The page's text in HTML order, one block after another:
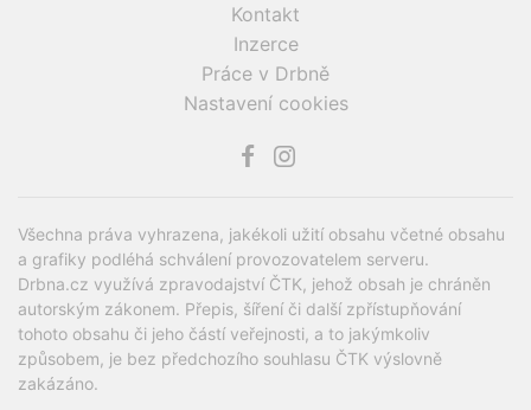
Kontakt
Inzerce
Práce v Drbně
Nastavení cookies
Všechna práva vyhrazena, jakékoli užití obsahu včetné obsahu
a grafiky podléhá schválení provozovatelem serveru.
Drbna.cz využívá zpravodajství ČTK, jehož obsah je chráněn
autorským zákonem. Přepis, šíření či další zpřístupňování
tohoto obsahu či jeho částí veřejnosti, a to jakýmkoliv
způsobem, je bez předchozího souhlasu ČTK výslovně
zakázáno.